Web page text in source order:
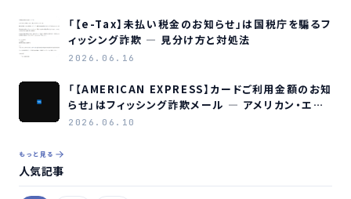
「【e-Tax】未払い税金のお知らせ」は国税庁を騙るフ
ィッシング詐欺 ― 見分け方と対処法
2026.06.16
「【AMERICAN EXPRESS】カードご利用金額のお知
らせ」はフィッシング詐欺メール ― アメリカン・エキ
スプレスを装う偽メールの見分け方
2026.06.10
もっと見る
人気記事